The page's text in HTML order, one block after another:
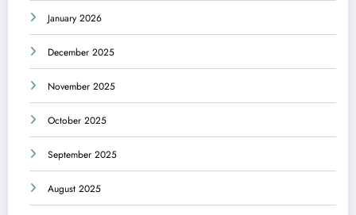
January 2026
December 2025
November 2025
October 2025
September 2025
August 2025